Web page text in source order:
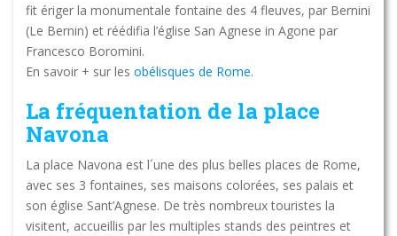
fit ériger la monumentale fontaine des 4 fleuves, par Bernini
(Le Bernin) et réédifia l’église San Agnese in Agone par
Francesco Boromini.
En savoir + sur les obélisques de Rome.
La fréquentation de la place
Navona
La place Navona est l´une des plus belles places de Rome,
avec ses 3 fontaines, ses maisons colorées, ses palais et
son église Sant’Agnese. De très nombreux touristes la
visitent, accueillis par les multiples stands des peintres et